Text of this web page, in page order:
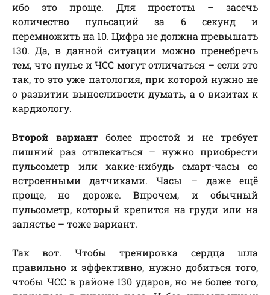
ибо это проще. Для простоты – засечь
количество пульсаций за 6 секунд и
перемножить на 10. Цифра не должна превышать
130. Да, в данной ситуации можно пренебречь
тем, что пульс и ЧСС могут отличаться – если это
так, то это уже патология, при которой нужно не
о развитии выносливости думать, а о визитах к
кардиологу.
Второй вариантболее простой и не требует
лишний раз отвлекаться – нужно приобрести
пульсометр или какие-нибудь смарт-часы со
встроенными датчиками. Часы – даже ещё
проще, но дороже. Впрочем, и обычный
пульсометр, который крепится на груди или на
запястье – тоже вариант.
Так вот. Чтобы тренировка сердца шла
правильно и эффективно, нужно добиться того,
чтобы ЧСС в районе 130 ударов, но не более того,